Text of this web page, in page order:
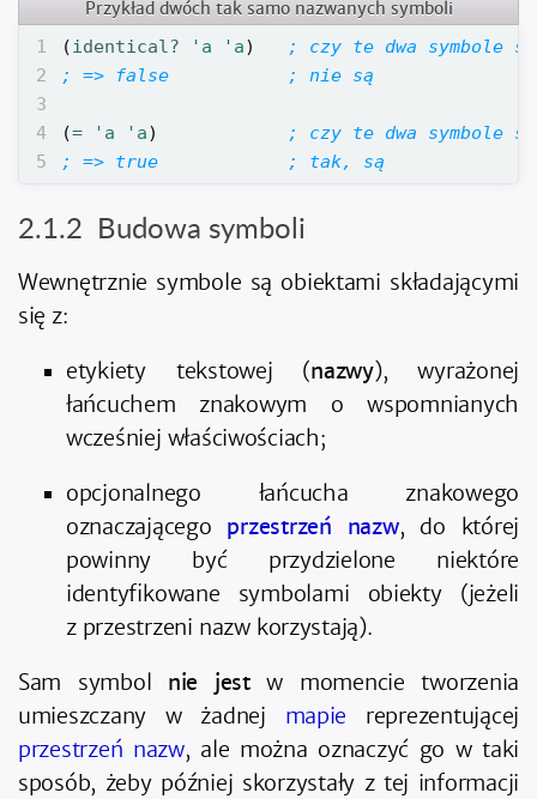
Przykład dwóch tak samo nazwanych symboli
1 (identical? 'a 'a)
; czy te dwa symbole są
2
; => false           ; nie są
3
4
(= 'a 'a)
; czy te dwa symbole są
5
; => true            ; tak, są
Budowa symboli
Wewnętrznie symbole są obiektami składającymi
się z:
etykiety tekstowej (nazwy), wyrażonej
łańcuchem znakowym o wspomnianych
wcześniej właściwościach;
opcjonalnego łańcucha znakowego
oznaczającego przestrzeń nazw, do której
powinny być przydzielone niektóre
identyfikowane symbolami obiekty (jeżeli
z przestrzeni nazw korzystają).
Sam symbol nie jestw momencie tworzenia
umieszczany w żadnej mapie reprezentującej
przestrzeń nazw, ale można oznaczyć go w taki
sposób, żeby później skorzystały z tej informacji